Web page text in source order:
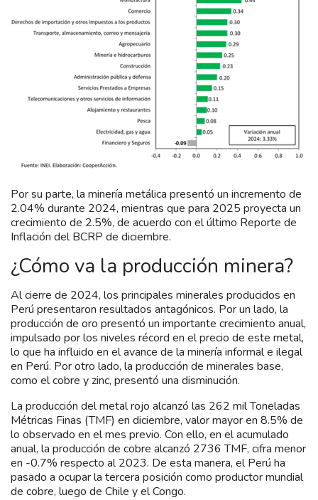
Por su parte, la minería metálica presentó un incremento de
2.04% durante 2024, mientras que para 2025 proyecta un
crecimiento de 2.5%, de acuerdo con el último Reporte de
Inflación del BCRP de diciembre.
¿Cómo va la producción minera?
Al cierre de 2024, los principales minerales producidos en
Perú presentaron resultados antagónicos. Por un lado, la
producción de oro presentó un importante crecimiento anual,
impulsado por los niveles récord en el precio de este metal,
lo que ha influido en el avance de la minería informal e ilegal
en Perú. Por otro lado, la producción de minerales base,
como el cobre y zinc, presentó una disminución.
La producción del metal rojo alcanzó las 262 mil Toneladas
Métricas Finas (TMF) en diciembre, valor mayor en 8.5% de
lo observado en el mes previo. Con ello, en el acumulado
anual, la producción de cobre alcanzó 2736 TMF, cifra menor
en -0.7% respecto al 2023. De esta manera, el Perú ha
pasado a ocupar la tercera posición como productor mundial
de cobre, luego de Chile y el Congo.